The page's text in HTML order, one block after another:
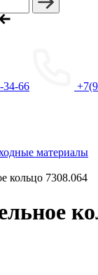
34-66
материалы
кольцо 7308.064